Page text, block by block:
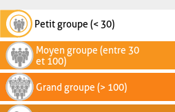
Petit groupe (< 30)
Moyen groupe (entre 30
et 100)
Grand groupe (> 100)